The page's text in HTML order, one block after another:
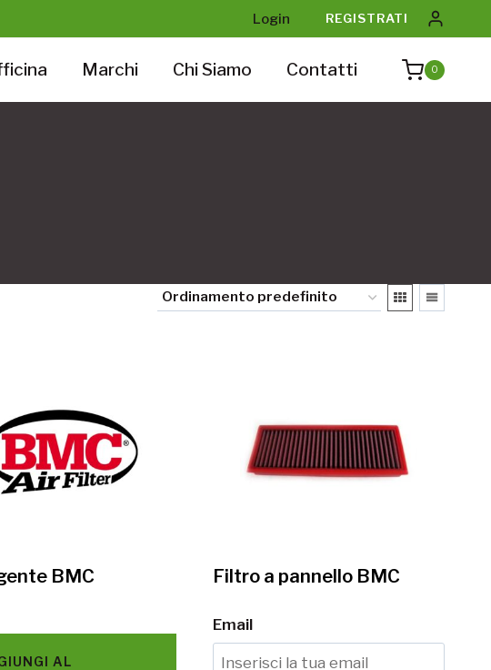
Login REGISTRATI
Marchi Chi Siamo Contatti 0
BMC
AL
Filtro a pannello BMC
Email